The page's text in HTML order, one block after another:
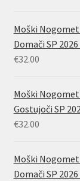
Moški
Domači SP
€32.00
Moški
Gostujoči SP
€32.00
Moški
Domači SP